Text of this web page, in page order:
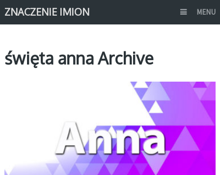
ZNACZENIE IMION MENU
święta anna Archive